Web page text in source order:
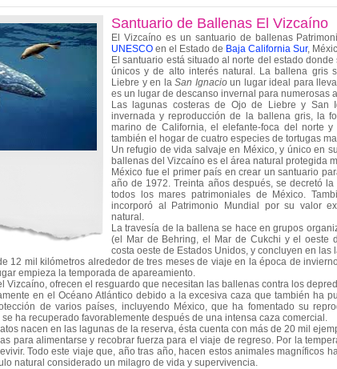
Santuario de Ballenas El Vizcaíno
El Vizcaíno es un santuario de ballenas
UNESCO en el Estado de Baja California Sur,
El santuario está situado al norte del estado
únicos y de alto interés natural. La ballena gris
Liebre y en laSan Ignacioun lugar ideal para
es un lugar de descanso invernal para numerosas
Las lagunas costeras de Ojo de Liebre y San
invernada y reproducción de la ballena gris, la
marino de California, el elefante-foca del norte
también el hogar de cuatro especies de tortugas
Un refugio de vida salvaje en México, y único en
ballenas del Vizcaíno es el área natural protegida
México fue el primer país en crear un santuario
año de 1972. Treinta años después, se decretó
todos los mares patrimoniales de México.
incorporó al Patrimonio Mundial por su valor
natural.
La travesía de la ballena se hace en grupos
(el Mar de Behring, el Mar de Cukchi y el oeste
costa oeste de Estados Unidos, y concluyen en las
12 mil kilómetros alrededor de tres meses de viaje en la época de
empieza la temporada de apareamiento.
Vizcaíno, ofrecen el resguardo que necesitan las ballenas contra los
en el Océano Atlántico debido a la excesiva caza que también ha
de varios países, incluyendo México, que ha fomentado su
ha recuperado favorablemente después de una intensa caza comercial.
nacen en las lagunas de la reserva, ésta cuenta con más de 20 mil
para alimentarse y recobrar fuerza para el viaje de regreso. Por la
Todo este viaje que, año tras año, hacen estos animales magníficos
natural considerado un milagro de vida y supervivencia.